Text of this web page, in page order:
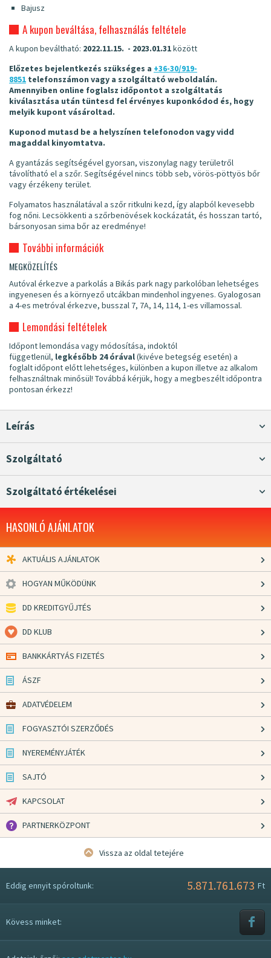
Bajusz
A kupon beváltása, felhasználás feltétele
A kupon beváltható: 2022.11.15. - 2023.01.31között
Előzetes bejelentkezés szükséges a +36-30/919-
8851 telefonszámon vagy a szolgáltató weboldalán.
Amennyiben online foglalsz időpontot a szolgáltatás
kiválasztása után tüntesd fel érvényes kuponkódod és, hogy
melyik kupont vásároltad.
Kuponod mutasd be a helyszínen telefonodon vagy vidd
magaddal kinyomtatva.
A gyantázás segítségével gyorsan, viszonylag nagy területről
távolítható el a szőr. Segítségével nincs több seb, vörös-pöttyös bőr
vagy érzékeny terület.
Folyamatos használatával a szőr ritkulni kezd, így alapból kevesebb
fog nőni. Lecsökkenti a szőrbenövések kockázatát, és hosszan tartó,
bársonyosan sima bőr az eredménye!
További információk
MEGKÖZELÍTÉS
Autóval érkezve a parkolás a Bikás park nagy parkolóban lehetséges
ingyenesen és a környező utcákban mindenhol ingyenes. Gyalogosan
a 4-es metróval érkezve, busszal 7, 7A, 14, 114, 1-es villamossal.
Lemondási feltételek
Időpont lemondása vagy módosítása, indoktól
függetlenül, legkésőbb 24 órával(kivéve betegség esetén) a
foglalt időpont előtt lehetséges, különben a kupon illetve az alkalom
felhasználtnak minősül! Továbbá kérjük, hogy a megbeszélt időpontra
pontosan érkezz!
Leírás
Szolgáltató
Szolgáltató értékelései
HASONLÓ AJÁNLATOK
AKTUÁLIS AJÁNLATOK
HOGYAN MŰKÖDÜNK
DD KREDITGYŰJTÉS
DD KLUB
BANKKÁRTYÁS FIZETÉS
ÁSZF
ADATVÉDELEM
FOGYASZTÓI SZERZŐDÉS
NYEREMÉNYJÁTÉK
SAJTÓ
KAPCSOLAT
PARTNERKÖZPONT
Vissza az oldal tetejére
Eddig ennyit spóroltunk: 5.871.761.673 Ft
Kövess minket: